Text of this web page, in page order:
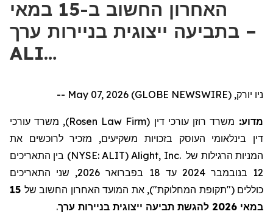
האחרון החשוב ב-15 במאי
בתביעה ייצוגית בניירות ערך –
ALI…
ניו יורק, May 07, 2026 (GLOBE NEWSWIRE) --
מדוע: משרד רוזן עורכי דין (Rosen Law Firm), משרד עורכי
דין בינלאומי העוסק בזכויות משקיעים, מזכיר לרוכשים את
המניות הרגילות של Alight, Inc.
(
NYSE: ALIT) בין התאריכים
12 בנובמבר 2024 עד 18 בפברואר 2026, שני התאריכים
כוללים ("תקופת המחלוקת"), את המועד האחרון החשוב של 15
במאי 2026 להגשת תביעה ייצוגית בניירות ערך
.